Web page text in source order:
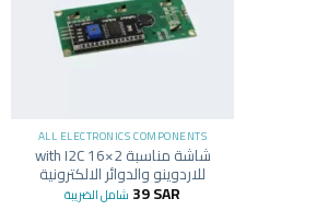
ALL ELECTRONICS COMPONENTS
شاشة مناسبة 2×16 with I2C
للاردوينو والدوائر الالكترونية
39SAR شامل الضريبة